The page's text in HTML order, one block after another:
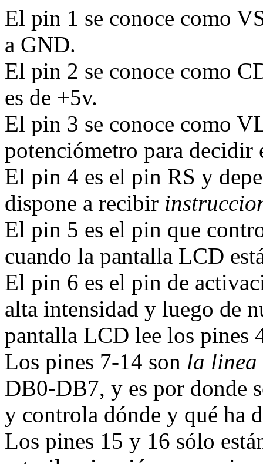
El pin 1 se conoce como
a GND.
El pin 2 se conoce como
es de +5v.
El pin 3 se conoce como
potenciómetro para decidir
El pin 4 es el pin RS y
dispone a recibir
El pin 5 es el pin que
cuando la pantalla LCD
El pin 6 es el pin de
alta intensidad y luego de
pantalla LCD lee los pines
Los pines 7-14 son la linea
DB0-DB7, y es por donde
y controla dónde y qué ha
Los pines 15 y 16 sólo